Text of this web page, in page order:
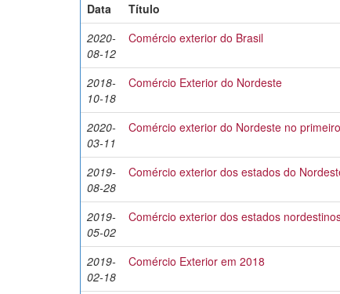
Data
Título
2020-
08-12
Comércio exterior do Brasil
2018-
10-18
Comércio Exterior do Nordeste
2020-
03-11
Comércio exterior do Nordeste no
2019-
08-28
Comércio exterior dos estados do
2019-
05-02
Comércio exterior dos estados
2019-
02-18
Comércio Exterior em 2018